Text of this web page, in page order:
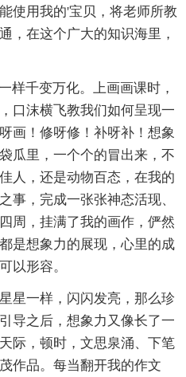
使用我的'宝贝，将老师所教
，在这个广大的知识海里，
样千变万化。上画画课时，
口沫横飞教我们如何呈现一
画！修呀修！补呀补！想象
瓜里，一个个的冒出来，不
人，还是动物百态，在我的
事，完成一张张神态活现、
周，挂满了我的画作，俨然
是想象力的展现，心里的成
以形容。
星一样，闪闪发亮，那么珍
导之后，想象力又像长了一
际，顿时，文思泉涌、下笔
作品。每当翻开我的作文